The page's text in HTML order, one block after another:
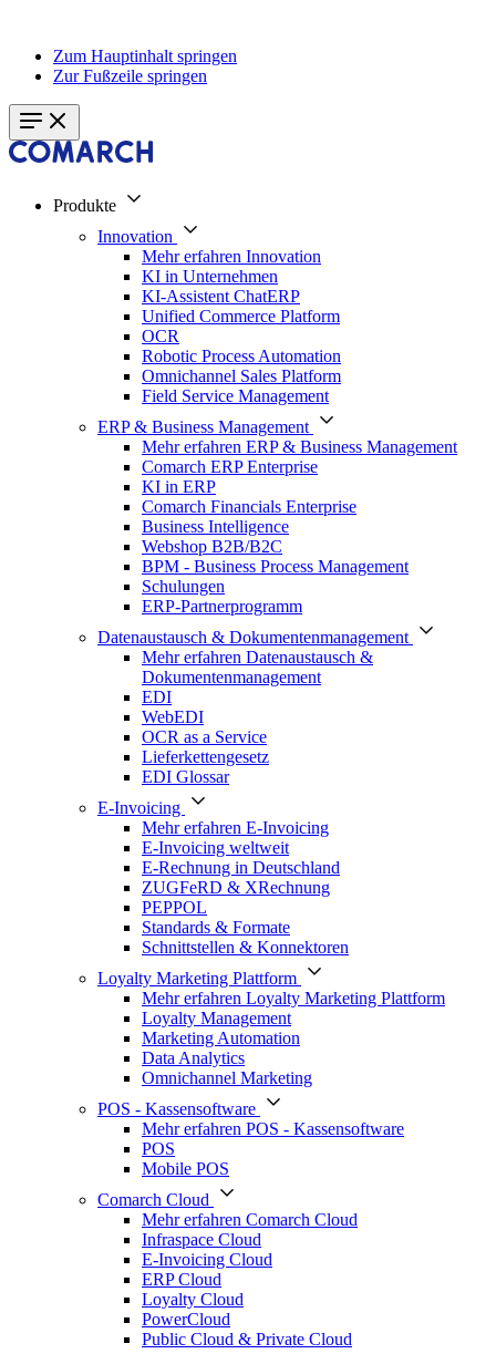
Zum Hauptinhalt springen
Zur Fußzeile springen
Produkte
Innovation
Mehr erfahren Innovation
KI in Unternehmen
KI-Assistent ChatERP
Unified Commerce Platform
OCR
Robotic Process Automation
Omnichannel Sales Platform
Field Service Management
ERP & Business Management
Mehr erfahren ERP & Business Management
Comarch ERP Enterprise
KI in ERP
Comarch Financials Enterprise
Business Intelligence
Webshop B2B/B2C
BPM - Business Process Management
Schulungen
ERP-Partnerprogramm
Datenaustausch & Dokumentenmanagement
Mehr erfahren Datenaustausch &
Dokumentenmanagement
EDI
WebEDI
OCR as a Service
Lieferkettengesetz
EDI Glossar
E-Invoicing
Mehr erfahren E-Invoicing
E-Invoicing weltweit
E-Rechnung in Deutschland
ZUGFeRD & XRechnung
PEPPOL
Standards & Formate
Schnittstellen & Konnektoren
Loyalty Marketing Plattform
Mehr erfahren Loyalty Marketing Plattform
Loyalty Management
Marketing Automation
Data Analytics
Omnichannel Marketing
POS - Kassensoftware
Mehr erfahren POS - Kassensoftware
POS
Mobile POS
Comarch Cloud
Mehr erfahren Comarch Cloud
Infraspace Cloud
E-Invoicing Cloud
ERP Cloud
Loyalty Cloud
PowerCloud
Public Cloud & Private Cloud